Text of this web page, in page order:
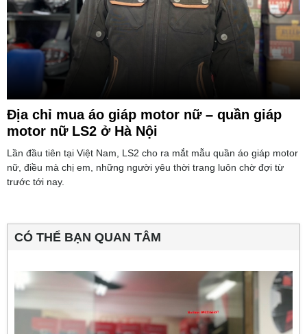
Địa chỉ mua áo giáp motor nữ – quần giáp
motor nữ LS2 ở Hà Nội
Lần đầu tiên tại Việt Nam, LS2 cho ra mắt mẫu quần áo giáp motor
nữ, điều mà chị em, những người yêu thời trang luôn chờ đợi từ
trước tới nay.
CÓ THỂ BẠN QUAN TÂM